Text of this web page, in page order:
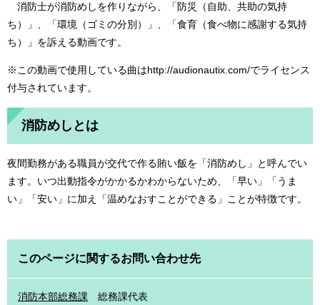
消防士が消防めしを作りながら、「防災（自助、共助の気持
ち）」、「環境（ゴミの分別）」、「食育（食べ物に感謝する気持
ち）」を訴える動画です。
※この動画で使用 している曲はhttp://audionautix.com/でライセンス
付与されています。
消防めしとは
夜間勤務がある職員が交代で作る賄い飯を「消防めし」と呼んでい
ます。いつ出動指令がかかるかわからないため、「早い」「うま
い」「安い」に加え「温めなおすことができる」ことが特徴です。
このページに関するお問い合わせ先
消防本部総務課
総務課代表